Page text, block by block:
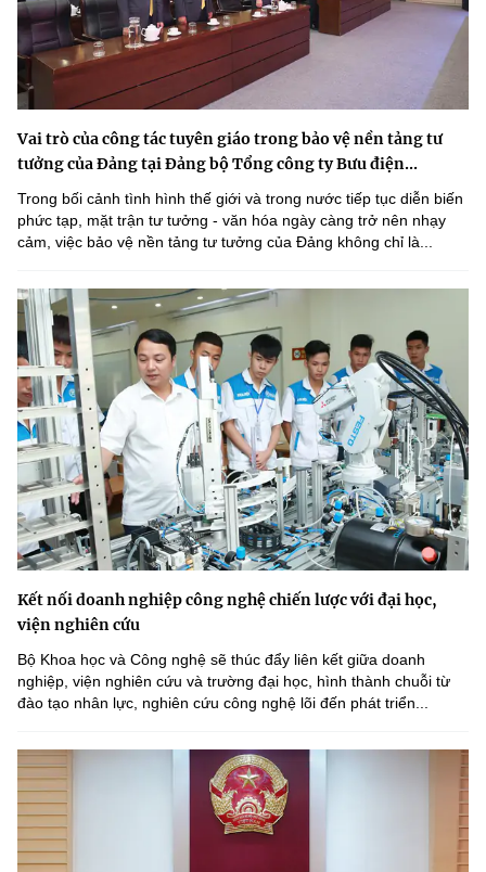
Vai trò của công tác tuyên giáo trong bảo vệ nền tảng tư
tưởng của Đảng tại Đảng bộ Tổng công ty Bưu điện...
Trong bối cảnh tình hình thế giới và trong nước tiếp tục diễn biến
phức tạp, mặt trận tư tưởng - văn hóa ngày càng trở nên nhạy
cảm, việc bảo vệ nền tảng tư tưởng của Đảng không chỉ là...
Kết nối doanh nghiệp công nghệ chiến lược với đại học,
viện nghiên cứu
Bộ Khoa học và Công nghệ sẽ thúc đẩy liên kết giữa doanh
nghiệp, viện nghiên cứu và trường đại học, hình thành chuỗi từ
đào tạo nhân lực, nghiên cứu công nghệ lõi đến phát triển...